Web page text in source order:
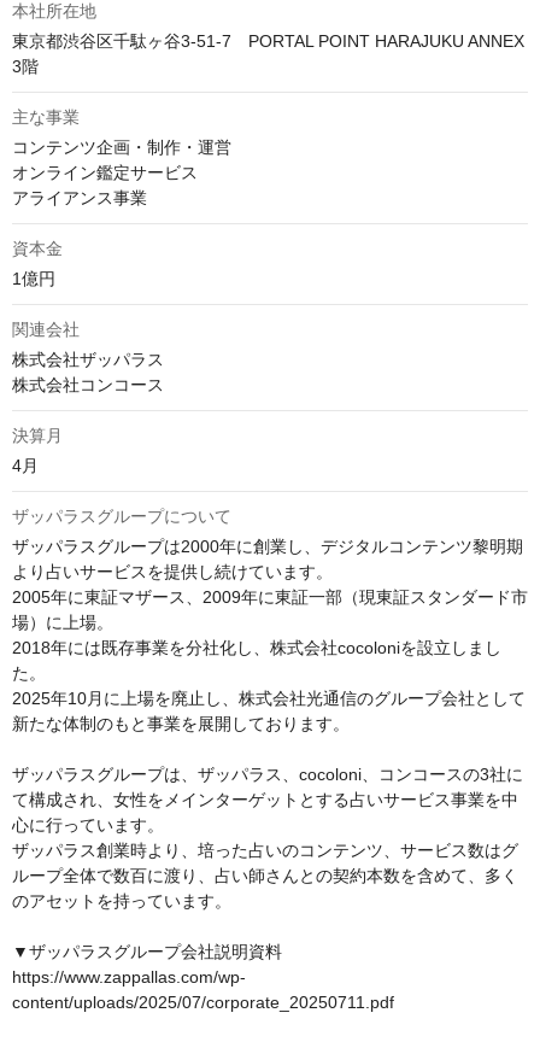
本社所在地
東京都渋谷区千駄ヶ谷3-51-7　PORTAL POINT HARAJUKU ANNEX
3階
主な事業
コンテンツ企画・制作・運営
オンライン鑑定サービス
アライアンス事業
資本金
1億円
関連会社
株式会社ザッパラス
株式会社コンコース
決算月
4月
ザッパラスグループについて
ザッパラスグループは2000年に創業し、デジタルコンテンツ黎明期
より占いサービスを提供し続けています。
2005年に東証マザース、2009年に東証一部（現東証スタンダード市
場）に上場。
2018年には既存事業を分社化し、株式会社cocoloniを設立しまし
た。
2025年10月に上場を廃止し、株式会社光通信のグループ会社として
新たな体制のもと事業を展開しております。
ザッパラスグループは、ザッパラス、cocoloni、コンコースの3社に
て構成され、女性をメインターゲットとする占いサービス事業を中
心に行っています。
ザッパラス創業時より、培った占いのコンテンツ、サービス数はグ
ループ全体で数百に渡り、占い師さんとの契約本数を含めて、多く
のアセットを持っています。
▼ザッパラスグループ会社説明資料
https://www.zappallas.com/wp-
content/uploads/2025/07/corporate_20250711.pdf